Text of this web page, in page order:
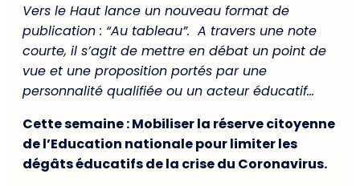
Vers le Haut lance un nouveau format de
publication : “Au tableau”. A travers une note
courte, il s’agit de mettre en débat un point de
vue et une proposition portés par une
personnalité qualifiée ou un acteur éducatif…
Cette semaine : Mobiliser la réserve citoyenne
de l’Education nationale pour limiter les
dégâts éducatifs de la crise du Coronavirus.